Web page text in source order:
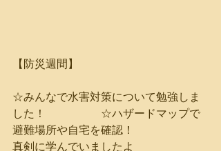
【防災週間】
☆みんなで水害対策について勉強しま
した！　　　　　☆ハザードマップで
避難場所や自宅を確認！
真剣に学んでいましたよ